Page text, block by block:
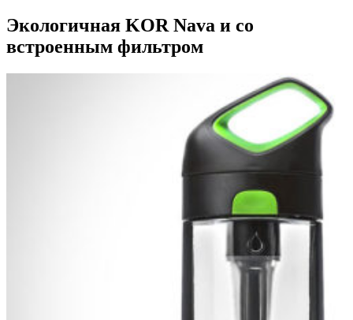
Экологичная KOR Nava и со
встроенным фильтром